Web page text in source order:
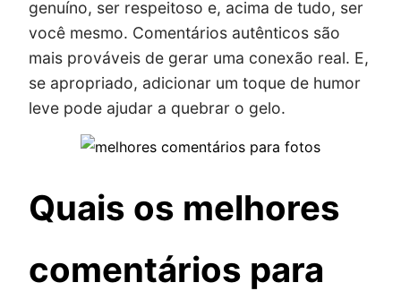
genuíno, ser respeitoso e, acima de tudo, ser
você mesmo. Comentários autênticos são
mais prováveis de gerar uma conexão real. E,
se apropriado, adicionar um toque de humor
leve pode ajudar a quebrar o gelo.
Quais os melhores
comentários para